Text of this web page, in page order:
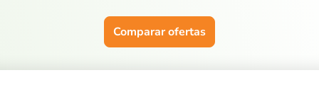
Comparar ofertas